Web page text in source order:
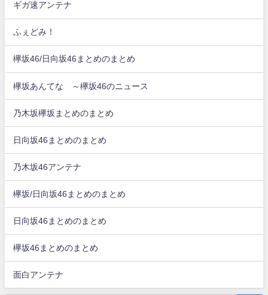
ギガ速アンテナ
ふぇどみ！
欅坂46/日向坂46まとめのまとめ
欅坂あんてな ～欅坂46のニュース
乃木坂欅坂まとめのまとめ
日向坂46まとめのまとめ
乃木坂46アンテナ
欅坂/日向坂46まとめのまとめ
日向坂46まとめのまとめ
欅坂46まとめのまとめ
面白アンテナ